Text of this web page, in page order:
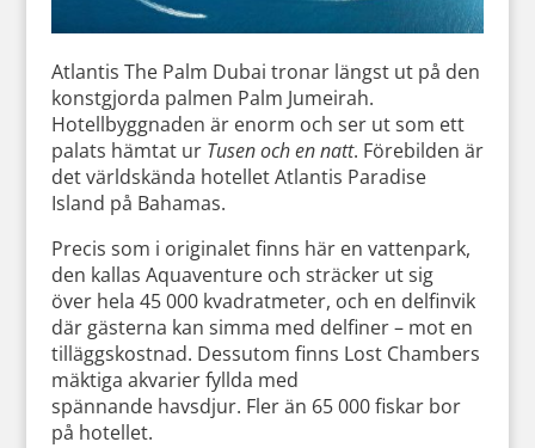
Atlantis The Palm Dubai tronar längst ut på den
konstgjorda palmen Palm Jumeirah.
Hotellbyggnaden är enorm och ser ut som ett
palats hämtat ur Tusen och en natt. Förebilden är
det världskända hotellet Atlantis Paradise
Island på Bahamas.
Precis som i originalet finns här en vattenpark,
den kallas Aquaventure och sträcker ut sig
över hela 45 000 kvadratmeter, och en delfinvik
där gästerna kan simma med delfiner – mot en
tilläggskostnad. Dessutom finns Lost Chambers
mäktiga akvarier fyllda med
spännande havsdjur. Fler än 65 000 fiskar bor
på hotellet.